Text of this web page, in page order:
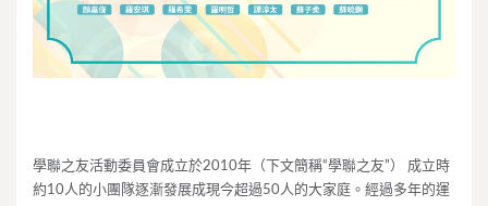
學聯之友活動委員會成立於2010年（下文簡稱“學聯之友”） 成立時
約10人的小團隊逐漸發展成現今超過50人的大家庭。經過多年的運